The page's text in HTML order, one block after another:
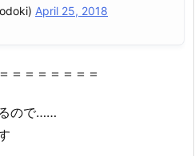
April 25, 2018
＝＝＝＝＝＝＝
ので……